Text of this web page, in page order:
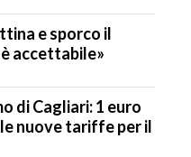
e sporco il
accettabile»
di Cagliari: 1 euro
nuove tariffe per il